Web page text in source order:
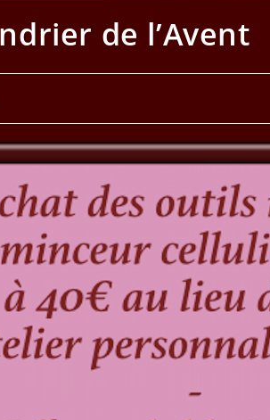
de l’Avent